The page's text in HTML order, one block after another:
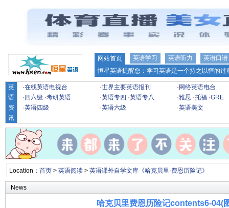
网站首页 英语学习 英语听力
英语口语
恒星英语提醒您：学习英语是一个持之以恒的
英
语
资
讯
·在线英语电视台 ·世界主要英语报刊 · 网络英语电台
· 四六级 ·考研英语 ·英语专四 ·英语专八 ·雅思 ·托福 ·GRE
·英语四级 ·英语六级 ·英语美文
Location： 首页> 英语阅读> 英语课外自学文库《哈克贝里·费恩历险记》
News
哈克贝里费恩历险记contents6-04(